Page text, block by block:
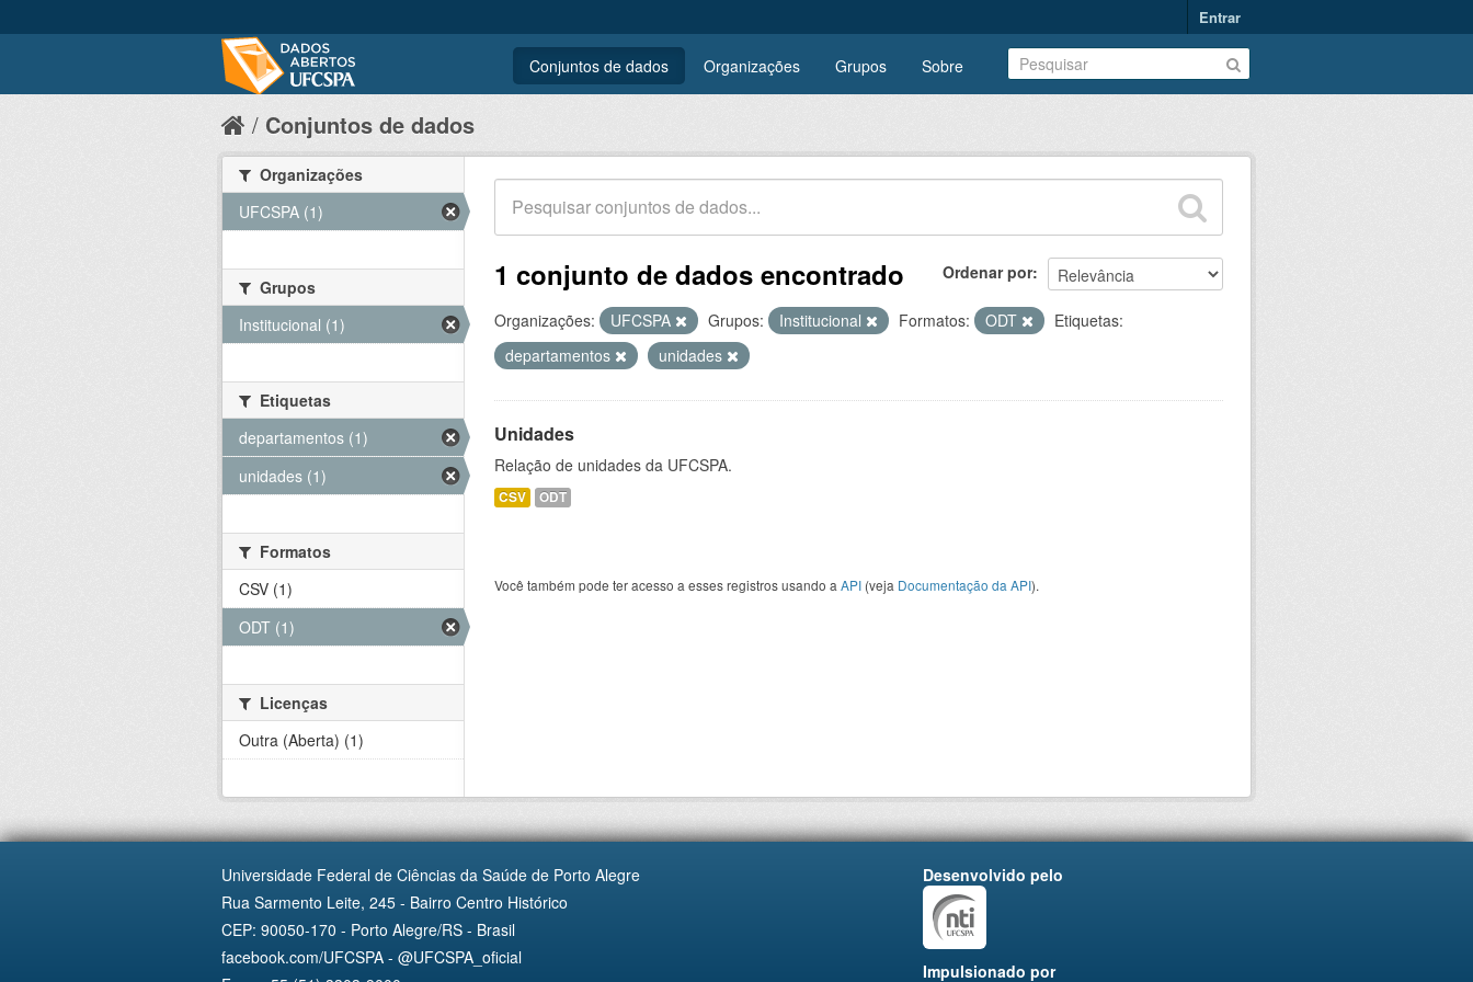
Entrar
Conjuntos de dados Organizações Grupos Sobre
Conjuntos de dados
Ordenar por
1 conjunto de dados encontrado
Organizações: UFCSPA Grupos: Institucional Formatos: ODT
Etiquetas:
departamentos
unidades
Unidades
Relação de unidades da UFCSPA.
CSV ODT
Você também pode ter acesso a esses registros usando a API (veja Documentação da API).
Organizações
UFCSPA (1)
Grupos
Institucional (1)
Etiquetas
departamentos (1)
unidades (1)
Formatos
CSV (1)
ODT (1)
Licenças
Outra (Aberta) (1)
Universidade Federal de Ciências da Saúde de Porto Alegre
Rua Sarmento Leite, 245 - Bairro Centro Histórico
CEP: 90050-170 - Porto Alegre/RS - Brasil
facebook.com/UFCSPA - @UFCSPA_oficial
Desenvolvido pelo
Impulsionado por